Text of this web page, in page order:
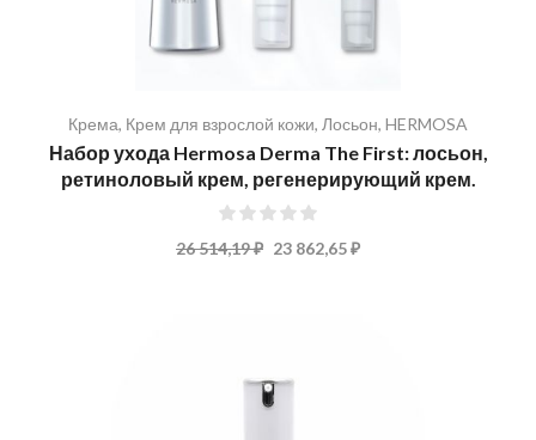
Крема, Крем для взрослой кожи, Лосьон, HERMOSA
Набор ухода Hermosa Derma The First: лосьон,
ретиноловый крем, регенерирующий крем.
26 514,19 ₽ 23 862,65 ₽